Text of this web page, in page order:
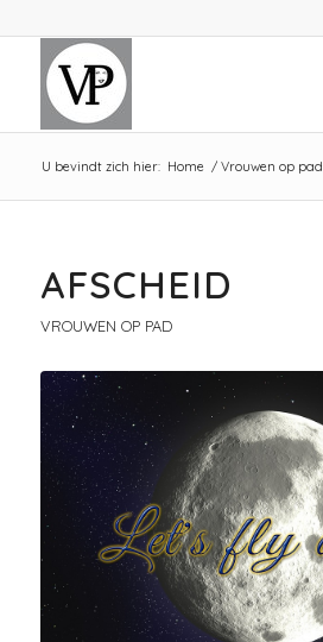
U bevindt zich hier: Home / Vrouwen op pad
AFSCHEID
VROUWEN OP PAD